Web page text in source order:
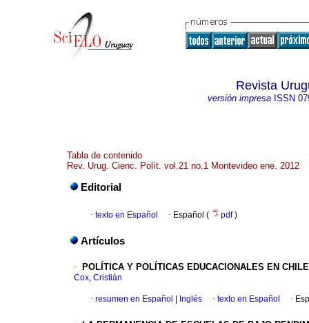
Revista
versión impresaISSN
Tabla de contenido
Rev. Urug. Cienc. Polít. vol.21 no.1 Montevideo ene. 2012
Editorial
· texto en Español · Español ( pdf)
Artículos
· POLÍTICA Y POLÍTICAS EDUCACIONALES EN
Cox, Cristián
· resumen en Español Inglés · texto en Español ·